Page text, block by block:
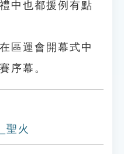
中也都援例有點
區運會開幕式中
序幕。
聖火